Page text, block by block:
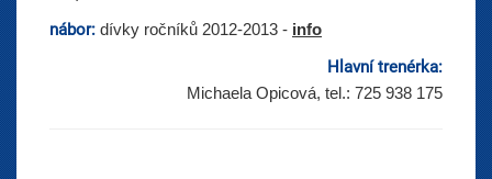
nábor: dívky ročníků 2012-2013 - info
Hlavní trenérka:
Michaela Opicová, tel.: 725 938 175